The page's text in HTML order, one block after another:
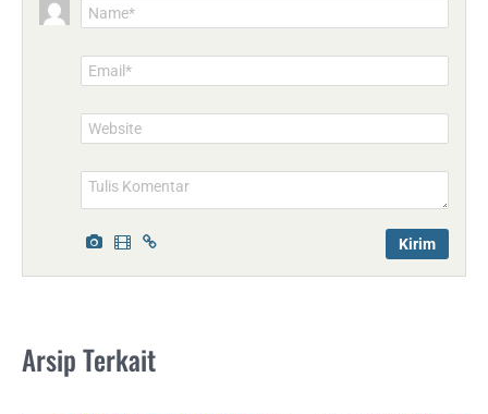
Name*
Email*
Website
Arsip Terkait